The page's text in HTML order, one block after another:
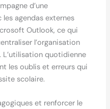
d’une
agendas externes
Outlook, ce qui
l’organisation
L’utilisation quotidienne
les oublis et erreurs qui
scolaire.
et renforcer le